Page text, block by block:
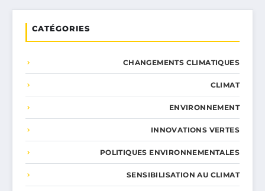
CATÉGORIES
CHANGEMENTS CLIMATIQUES
CLIMAT
ENVIRONNEMENT
INNOVATIONS VERTES
POLITIQUES ENVIRONNEMENTALES
SENSIBILISATION AU CLIMAT